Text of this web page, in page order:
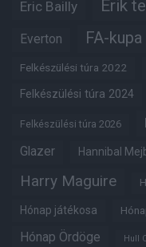
Eric Bailly Erik
Everton FA-kupa
Felkészülési túra 2022
Felkészülési túra 2024
Felkészülési túra 2026
Glazer Hannibal
Harry Maguire
Hónap játékosa
Hónap Ördöge Hull